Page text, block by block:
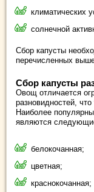
климатических
солнечной
Сбор капусты
перечисленных
Сбор капусты
Овощ отличается
разновидностей,
Наиболее
являются
белокочанная;
цветная;
краснокочанная;